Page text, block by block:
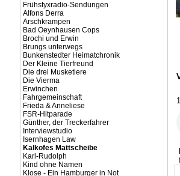
Frühstyxradio-Sendungen
Alfons Derra
Arschkrampen
Bad Oeynhausen Cops
Brochi und Erwin
Brungs unterwegs
Bunkenstedter Heimatchronik
Der Kleine Tierfreund
Die drei Musketiere
Die Vierma
Erwinchen
Fahrgemeinschaft
Frieda & Anneliese
FSR-Hitparade
Günther, der Treckerfahrer
Interviewstudio
Isernhagen Law
Kalkofes Mattscheibe
Karl-Rudolph
Kind ohne Namen
Klose - Ein Hamburger in Not